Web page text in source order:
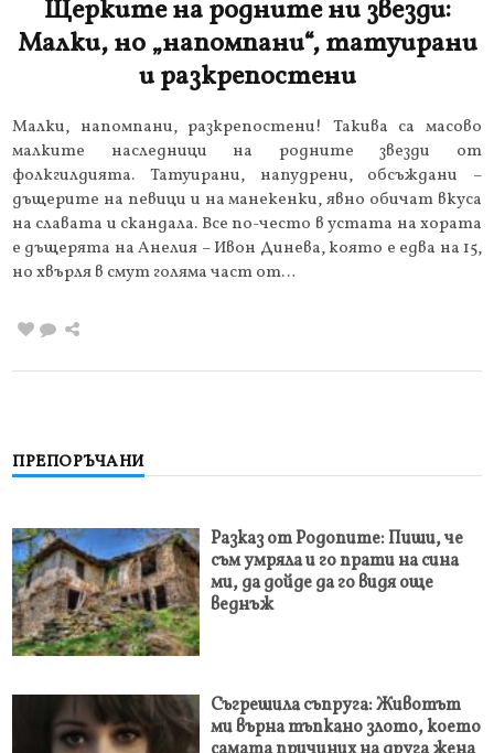
Щерките на родните ни звезди:
Малки, но „напомпани“, татуирани
и разкрепостени
Малки, напомпани, разкрепостени! Такива са масово
малките наследници на родните звезди от
фолкгилдията. Татуирани, напудрени, обсъждани –
дъщерите на певици и на манекенки, явно обичат вкуса
на славата и скандала. Все по-често в устата на хората
е дъщерята на Анелия – Ивон Динева, която е едва на 15,
но хвърля в смут голяма част от…
ПРЕПОРЪЧАНИ
Разказ от Родопите: Пиши, че
съм умряла и го прати на сина
ми, да дойде да го видя още
веднъж
Съгрешила съпруга: Животът
ми върна тъпкано злото, което